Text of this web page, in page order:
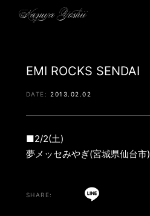
EMI ROCKS SENDAI
2013.02.02
■2/2(土)
夢メッセみやぎ(宮城県仙台市)